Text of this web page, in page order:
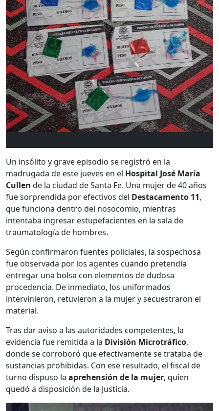
Un insólito y grave episodio se registró en la
madrugada de este jueves en el Hospital José María
Cullen de la ciudad de Santa Fe. Una mujer de 40 años
fue sorprendida por efectivos del Destacamento 11,
que funciona dentro del nosocomio, mientras
intentaba ingresar estupefacientes en la sala de
traumatología de hombres.
Según confirmaron fuentes policiales, la sospechosa
fue observada por los agentes cuando pretendía
entregar una bolsa con elementos de dudosa
procedencia. De inmediato, los uniformados
intervinieron, retuvieron a la mujer y secuestraron el
material.
Tras dar aviso a las autoridades competentes, la
evidencia fue remitida a la División Microtráfico,
donde se corroboró que efectivamente se trataba de
sustancias prohibidas. Con ese resultado, el fiscal de
turno dispuso la aprehensión de la mujer, quien
quedó a disposición de la Justicia.